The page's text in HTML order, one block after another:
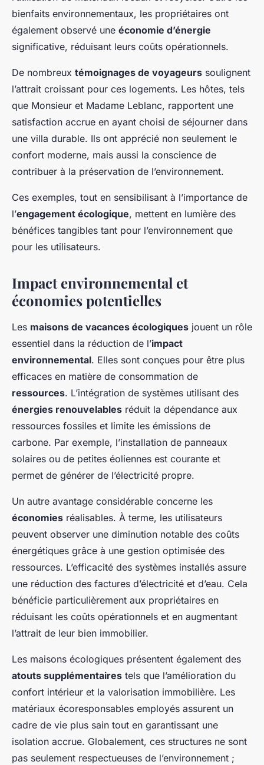
bienfaits environnementaux, les propriétaires ont
également observé une économie d’énergie
significative, réduisant leurs coûts opérationnels.
De nombreux témoignages de voyageurs soulignent
l’attrait croissant pour ces logements. Les hôtes, tels
que Monsieur et Madame Leblanc, rapportent une
satisfaction accrue en ayant choisi de séjourner dans
une villa durable. Ils ont apprécié non seulement le
confort moderne, mais aussi la conscience de
contribuer à la préservation de l’environnement.
Ces exemples, tout en sensibilisant à l’importance de
l’engagement écologique, mettent en lumière des
bénéfices tangibles tant pour l’environnement que
pour les utilisateurs.
Impact environnemental et
économies potentielles
Les maisons de vacances écologiques jouent un rôle
essentiel dans la réduction de l’impact
environnemental. Elles sont conçues pour être plus
efficaces en matière de consommation de
ressources. L’intégration de systèmes utilisant des
énergies renouvelables réduit la dépendance aux
ressources fossiles et limite les émissions de
carbone. Par exemple, l’installation de panneaux
solaires ou de petites éoliennes est courante et
permet de générer de l’électricité propre.
Un autre avantage considérable concerne les
économies réalisables. À terme, les utilisateurs
peuvent observer une diminution notable des coûts
énergétiques grâce à une gestion optimisée des
ressources. L’efficacité des systèmes installés assure
une réduction des factures d’électricité et d’eau. Cela
bénéficie particulièrement aux propriétaires en
réduisant les coûts opérationnels et en augmentant
l’attrait de leur bien immobilier.
Les maisons écologiques présentent également des
atouts supplémentaires tels que l’amélioration du
confort intérieur et la valorisation immobilière. Les
matériaux écoresponsables employés assurent un
cadre de vie plus sain tout en garantissant une
isolation accrue. Globalement, ces structures ne sont
pas seulement respectueuses de l’environnement ;